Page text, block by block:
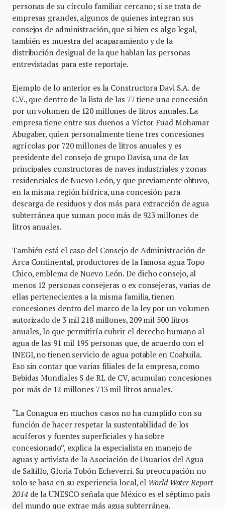
personas de su círculo familiar cercano; si se trata de
empresas grandes, algunos de quienes integran sus
consejos de administración, que si bien es algo legal,
también es muestra del acaparamiento y de la
distribución desigual de la que hablan las personas
entrevistadas para este reportaje.
Ejemplo de lo anterior es la Constructora Davi S.A. de
C.V., que dentro de la lista de las 77 tiene una concesión
por un volumen de 120 millones de litros anuales. La
empresa tiene entre sus dueños a Víctor Fuad Mohamar
Abugaber, quien personalmente tiene tres concesiones
agrícolas por 720 millones de litros anuales y es
presidente del consejo de grupo Davisa, una de las
principales constructoras de naves industriales y zonas
residenciales de Nuevo León, y que previamente obtuvo,
en la misma región hídrica, una concesión para
descarga de residuos y dos más para extracción de agua
subterránea que suman poco más de 923 millones de
litros anuales.
También está el caso del Consejo de Administración de
Arca Continental, productores de la famosa agua Topo
Chico, emblema de Nuevo León. De dicho consejo, al
menos 12 personas consejeras o ex consejeras, varias de
ellas pertenecientes a la misma familia, tienen
concesiones dentro del marco de la ley por un volumen
autorizado de 3 mil 218 millones, 209 mil 500 litros
anuales, lo que permitiría cubrir el derecho humano al
agua de las 91 mil 195 personas que, de acuerdo con el
INEGI, no tienen servicio de agua potable en Coahuila.
Eso sin contar que varias filiales de la empresa, como
Bebidas Mundiales S de RL de CV, acumulan concesiones
por más de 12 millones 713 mil litros anuales.
“La Conagua en muchos casos no ha cumplido con su
función de hacer respetar la sustentabilidad de los
acuíferos y fuentes superficiales y ha sobre
concesionado”, explica la especialista en manejo de
aguas y activista de la Asociación de Usuarios del Agua
de Saltillo, Gloria Tobón Echeverri. Su preocupación no
solo se basa en su experiencia local, el World Water Report
2014de la UNESCO señala que México es el séptimo país
del mundo que extrae más agua subterránea.